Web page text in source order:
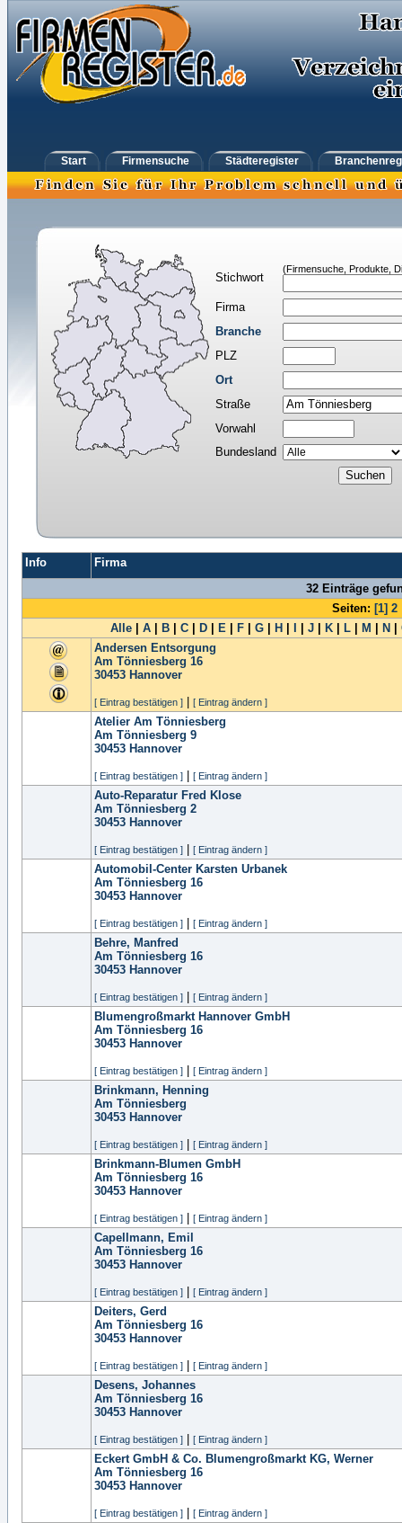
Start Firmensuche Städteregister
Stichwort
(Firmensuche, Produkte,
Firma
Branche
PLZ
Ort
Straße
Vorwahl
Bundesland
Info
Firma
32 Einträge
Seiten: [1] 2
Alle
A B C D E F G H J K L M N
Andersen Entsorgung
Am Tönniesberg 16
30453 Hannover
[ Eintrag bestätigen ] [ Eintrag ändern ]
Atelier Am Tönniesberg
Am Tönniesberg 9
30453 Hannover
[ Eintrag bestätigen ] [ Eintrag ändern ]
Auto-Reparatur Fred Klose
Am Tönniesberg 2
30453 Hannover
[ Eintrag bestätigen ] [ Eintrag ändern ]
Automobil-Center Karsten Urbanek
Am Tönniesberg 16
30453 Hannover
[ Eintrag bestätigen ] [ Eintrag ändern ]
Behre, Manfred
Am Tönniesberg 16
30453 Hannover
[ Eintrag bestätigen ] [ Eintrag ändern ]
Blumengroßmarkt Hannover GmbH
Am Tönniesberg 16
30453 Hannover
[ Eintrag bestätigen ] [ Eintrag ändern ]
Brinkmann, Henning
Am Tönniesberg
30453 Hannover
[ Eintrag bestätigen ] [ Eintrag ändern ]
Brinkmann-Blumen GmbH
Am Tönniesberg 16
30453 Hannover
[ Eintrag bestätigen ] [ Eintrag ändern ]
Capellmann, Emil
Am Tönniesberg 16
30453 Hannover
[ Eintrag bestätigen ] [ Eintrag ändern ]
Deiters, Gerd
Am Tönniesberg 16
30453 Hannover
[ Eintrag bestätigen ] [ Eintrag ändern ]
Desens, Johannes
Am Tönniesberg 16
30453 Hannover
[ Eintrag bestätigen ] [ Eintrag ändern ]
Eckert GmbH & Co. Blumengroßmarkt KG, Werner
Am Tönniesberg 16
30453 Hannover
[ Eintrag bestätigen ] [ Eintrag ändern ]